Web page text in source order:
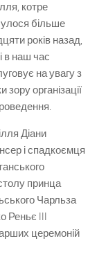
котре
більше
років назад,
в наш час
на увагу з
зору організації
Діани
і спадкоємця
принца
Чарльза
Реньє III
церемоній